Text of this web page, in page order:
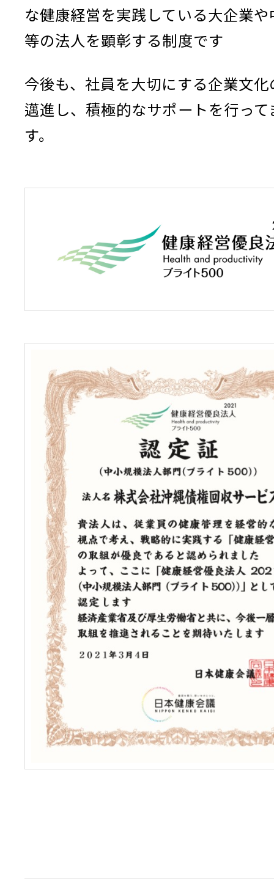
な健康経営を実践している大企業や
等の法人を顕彰する制度です
今後も、社員を大切にする企業文化
邁進し、積極的なサポートを行って
す。